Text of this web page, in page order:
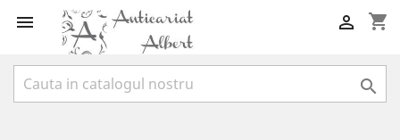
 shopping_cart

